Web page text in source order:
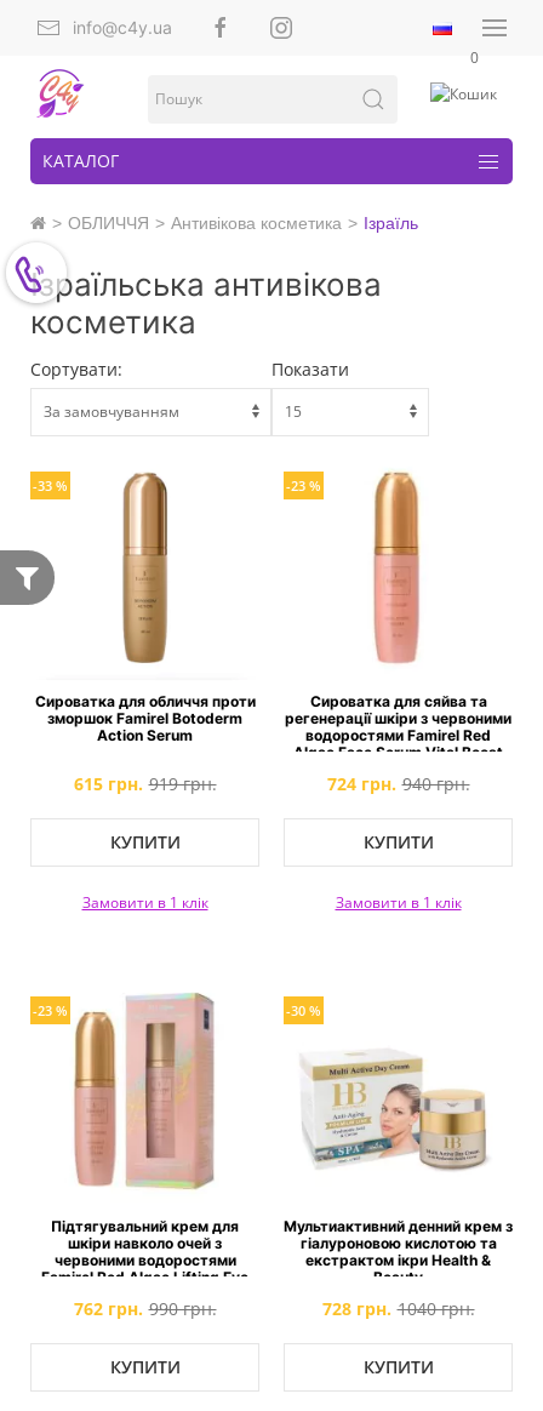
info@c4y.ua
0
КАТАЛОГ
ОБЛИЧЧЯ Антивікова косметика Ізраїль
Ізраїльська антивікова
косметика
Сортувати: Показати
-33 %
Сироватка для обличчя проти
зморшок Famirel Botoderm
Action Serum
615 грн. 919 грн.
КУПИТИ
Замовити в 1 клік
-23 %
Сироватка для сяйва та
регенерації шкіри з червоними
водоростями Famirel Red
Algae Face Serum Vital Boost
724 грн. 940 грн.
КУПИТИ
Замовити в 1 клік
-23 %
Підтягувальний крем для
шкіри навколо очей з
червоними водоростями
Famirel Red Algae Lifting Eye
762 грн. 990 грн.
КУПИТИ
-30 %
Мультиактивний денний крем з
гіалуроновою кислотою та
екстрактом ікри Health &
Beauty
728 грн. 1040 грн.
КУПИТИ